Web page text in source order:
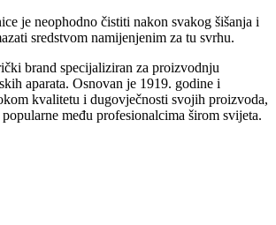
je neophodno čistiti nakon svakog šišanja i
sredstvom namijenjenim za tu svrhu.
brand specijaliziran za proizvodnju
aparata. Osnovan je 1919. godine i
kvalitetu i dugovječnosti svojih proizvoda,
među profesionalcima širom svijeta.